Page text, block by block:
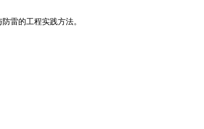
雷的工程实践方法。